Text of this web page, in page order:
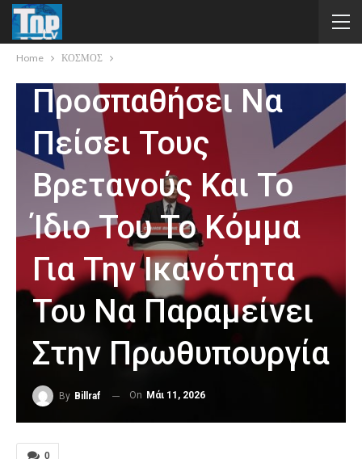
Home ΚΟΣΜΟΣ
Υπό Πίεση, Ο
Στάρμερ Θα
Προσπαθήσει Να
Πείσει Τους
Βρετανούς Και Το
Ίδιο Του Το Κόμμα
Για Την Ικανότητα
Του Να Παραμείνει
Στην Πρωθυπουργία
By Billraf On Μάι 11, 2026
0